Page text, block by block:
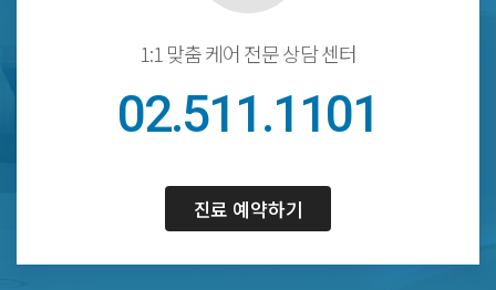
1:1 맞춤 케어 전문 상담 센터
02.511.1101
진료 예약하기